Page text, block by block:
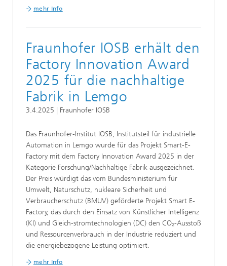
mehr Info
Fraunhofer IOSB erhält den
Factory Innovation Award
2025 für die nachhaltige
Fabrik in Lemgo
3.4.2025 | Fraunhofer IOSB
Das Fraunhofer-Institut IOSB, Institutsteil für industrielle
Automation in Lemgo wurde für das Projekt Smart-E-
Factory mit dem Factory Innovation Award 2025 in der
Kategorie Forschung/Nachhaltige Fabrik ausgezeichnet.
Der Preis würdigt das vom Bundesministerium für
Umwelt, Naturschutz, nukleare Sicherheit und
Verbraucherschutz (BMUV) geförderte Projekt Smart E-
Factory, das durch den Einsatz von Künstlicher Intelligenz
(KI) und Gleich-stromtechnologien (DC) den CO₂-Ausstoß
und Ressourcenverbrauch in der Industrie reduziert und
die energiebezogene Leistung optimiert.
mehr Info